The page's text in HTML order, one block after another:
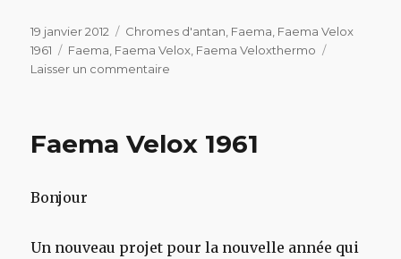
Publié
le
19 janvier 2012 Catégories
Chromes d'antan Faema Faema Velox
1961
Étiquettes
Faema Faema Velox Faema Veloxthermo
Laisser un commentaire
Faema Velox 1961
Bonjour
Un nouveau projet pour la nouvelle année qui